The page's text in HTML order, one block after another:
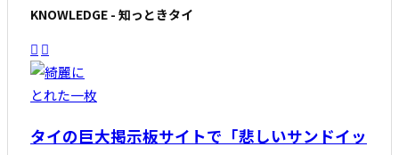
KNOWLEDGE - 知っときタイ
タイの巨大掲示板サイトで「悲しいサンドイッ